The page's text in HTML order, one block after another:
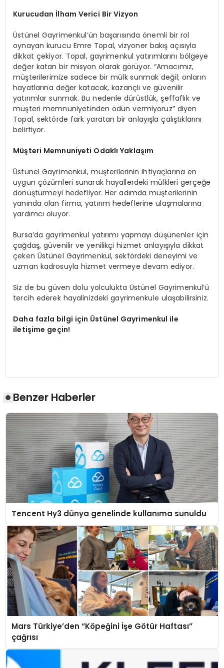
Kurucudan İlham Verici Bir Vizyon
Üstünel Gayrimenkul’ün başarısında önemli bir rol
oynayan kurucu Emre Topal, vizyoner bakış açısıyla
dikkat çekiyor. Topal, gayrimenkul yatırımlarını bölgeye
değer katan bir misyon olarak görüyor. “Amacımız,
müşterilerimize sadece bir mülk sunmak değil; onların
hayatlarına değer katacak, kazançlı ve güvenilir
yatırımlar sunmak. Bu nedenle dürüstlük, şeffaflık ve
müşteri memnuniyetinden ödün vermiyoruz” diyen
Topal, sektörde fark yaratan bir anlayışla çalıştıklarını
belirtiyor.
Müşteri Memnuniyeti Odaklı Yaklaşım
Üstünel Gayrimenkul, müşterilerinin ihtiyaçlarına en
uygun çözümleri sunarak hayallerdeki mülkleri gerçeğe
dönüştürmeyi hedefliyor. Her adımda müşterilerinin
yanında olan firma, yatırım hedeflerine ulaşmalarına
yardımcı oluyor.
Bursa’da gayrimenkul yatırımı yapmayı düşünenler için
çağdaş, güvenilir ve yenilikçi hizmet anlayışıyla dikkat
çeken Üstünel Gayrimenkul, sektördeki deneyimi ve
uzman kadrosuyla hizmet vermeye devam ediyor.
Siz de bu güven dolu yolculukta Üstünel Gayrimenkul’ü
tercih ederek hayalinizdeki gayrimenkule ulaşabilirsiniz.
Daha fazla bilgi için Üstünel Gayrimenkul ile
iletişime geçin!
Benzer Haberler
Tencent Hy3 dünya genelinde kullanıma sunuldu
Mars Türkiye’den “Köpeğini İşe Götür Haftası”
çağrısı